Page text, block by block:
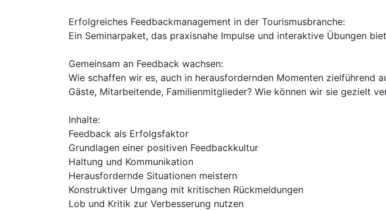
Erfolgreiches Feedbackmanagement in der Tourismusbranche:
Ein Seminarpaket, das praxisnahe Impulse und interaktive Übungen
Gemeinsam an Feedback wachsen:
Wie schaffen wir es, auch in herausfordernden Momenten zielführend
Gäste, Mitarbeitende, Familienmitglieder? Wie können wir sie gezielt
Inhalte:
Feedback als Erfolgsfaktor
Grundlagen einer positiven Feedbackkultur
Haltung und Kommunikation
Herausfordernde Situationen meistern
Konstruktiver Umgang mit kritischen Rückmeldungen
Lob und Kritik zur Verbesserung nutzen